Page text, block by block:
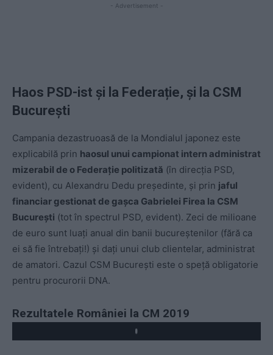
- Advertisement -
Haos PSD-ist și la Federație, și la CSM
București
Campania dezastruoasă de la Mondialul japonez este
explicabilă prin haosul unui campionat intern administrat
mizerabil de o Federație politizată (în direcția PSD,
evident), cu Alexandru Dedu președinte, și prin jaful
financiar gestionat de gașca Gabrielei Firea la CSM
București (tot în spectrul PSD, evident). Zeci de milioane
de euro sunt luați anual din banii bucureștenilor (fără ca
ei să fie întrebați!) și dați unui club clientelar, administrat
de amatori. Cazul CSM București este o speță obligatorie
pentru procurorii DNA.
Rezultatele României la CM 2019
Play